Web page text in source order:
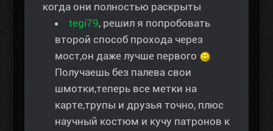
когда они полностью раскрыты
tegi79, решил я попробовать
второй способ прохода через
мост,он даже лучше первого
Получаешь без палева свои
шмотки,теперь все метки на
карте,трупы и друзья точно, плюс
научный костюм и кучу патронов к